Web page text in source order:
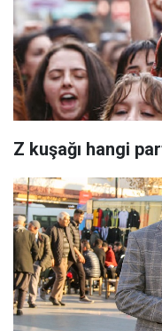
Z kuşağı hangi